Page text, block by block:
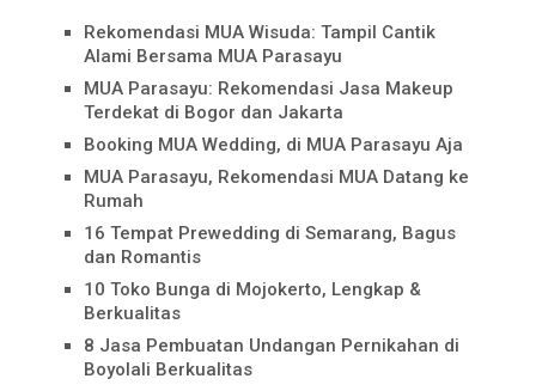
Rekomendasi MUA Wisuda: Tampil Cantik
Alami Bersama MUA Parasayu
MUA Parasayu: Rekomendasi Jasa Makeup
Terdekat di Bogor dan Jakarta
Booking MUA Wedding, di MUA Parasayu Aja
MUA Parasayu, Rekomendasi MUA Datang ke
Rumah
16 Tempat Prewedding di Semarang, Bagus
dan Romantis
10 Toko Bunga di Mojokerto, Lengkap &
Berkualitas
8 Jasa Pembuatan Undangan Pernikahan di
Boyolali Berkualitas